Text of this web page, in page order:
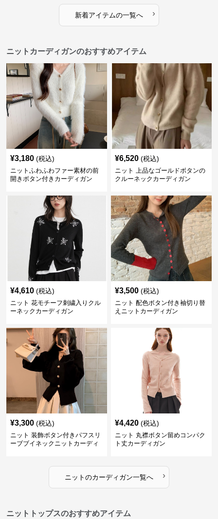
新着アイテムの一覧へ ›
ニットカーディガンのおすすめアイテム
¥3,180 (税込)
ニットふわふわファー素材の前
開きボタン付きカーディガン
¥6,520 (税込)
ニット 上品なゴールドボタンの
クルーネックカーディガン
¥4,610 (税込)
ニット 花モチーフ刺繍入りクル
ーネックカーディガン
¥3,500 (税込)
ニット 配色ボタン付き袖切り替
えニットカーディガン
¥3,300 (税込)
ニット 装飾ボタン付きパフスリ
ーブブイネックニットカーディ
¥4,420 (税込)
ニット 丸襟ボタン留めコンパク
ト丈カーディガン
ニットのカーディガン一覧へ ›
ニットトップスのおすすめアイテム